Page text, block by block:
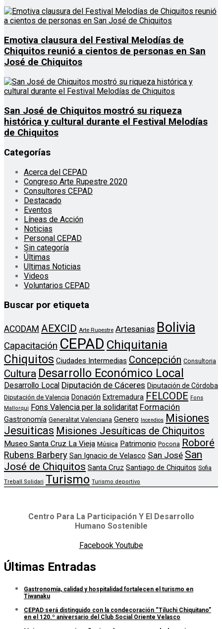
Emotiva clausura del Festival Melodías de
Chiquitos reunió a cientos de personas en San
José de Chiquitos
San José de Chiquitos mostró su riqueza
histórica y cultural durante el Festival Melodías
de Chiquitos
Categorías
Acerca del CEPAD
Congreso Arte Rupestre 2020
Consultores CEPAD
Destacado
Eventos
Líneas de Acción
Noticias
Personal CEPAD
Sin categoría
Últimas
Ultimas Noticias
Videos
Voluntarios CEPAD
Buscar por etiqueta
ACODAM AEXCID Arte Rupestre Artesanias Bolivia
Capacitación CEPAD Chiquitania
Chiquitos Ciudades Intermedias Concepción Consultoria
Cultura Desarrollo Económico Local
Desarrollo Local Diputación de Cáceres Diputación de Córdoba
Diputación de Valencia Donación Extremadura FELCODE Fons
Mallorqui
Fons Valencia per la solidaritat Formación
Gastronomía Generalitat Valenciana Genero Incendios
Misiones
Jesuiticas Misiones Jesuíticas de Chiquitos
Museo Santa Cruz La Vieja Música Patrimonio Pocona Roboré
Rubens Barbery San Ignacio de Velasco San José San
José de Chiquitos Santa Cruz Santiago de Chiquitos Sofia
Treball Solidari Turismo Turismo deportivo
Centro Para La Participación Y El Desarrollo
Humano Sostenible
Facebook Youtube
Últimas Entradas
Gastronomía, calidad y hospitalidad fortalecen el turismo en
Tiwanaku
CEPAD será distinguido con la condecoración “Tiluchi Chiquitano”
en el 120.º aniversario del Club Social Oriente Velasco